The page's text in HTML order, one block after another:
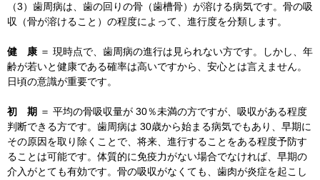
（3）歯周病は、歯の回りの骨（歯槽骨）が溶ける病気です。骨の吸
収（骨が溶けること）の程度によって、進行度を分類します。
健 康 ＝ 現時点で、歯周病の進行は見られない方です。しかし、年
齢が若いと健康である確率は高いですから、安心とは言えません。
日頃の意識が重要です。
初 期 ＝ 平均の骨吸収量が 30％未満の方ですが、吸収がある程度
判断できる方です。歯周病は 30歳から始まる病気でもあり、早期に
その原因を取り除くことで、将来、進行することをある程度予防す
ることは可能です。体質的に免疫力がない場合でなければ、早期の
介入がとても有効です。骨の吸収がなくても、歯肉が炎症を起こし